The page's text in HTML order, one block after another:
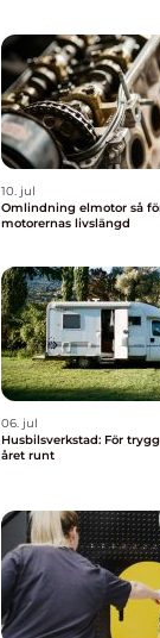
10. jul
Omlindning elmotor så förlänger du
motorernas livslängd
06. jul
Husbilsverkstad: För
året runt